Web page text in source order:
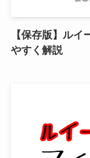
【保存版】ル
やすく解説